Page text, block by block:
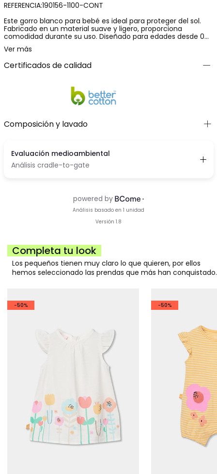
REFERENCIA:190156-1100-CONT
Este gorro blanco para bebé es ideal para proteger del sol.
Fabricado en un material suave y ligero, proporciona
comodidad durante su uso. Diseñado para edades desde 0
meses hasta 12 meses, cuenta con una correa ajustable para
mayor seguridad. Su estilo sencillo lo hace fácil de combinar
con cualquier atuendo, añadiendo un toque de dulzura.
Perfecto para paseos y actividades al aire libre en climas
Ver más
Certificados de calidad
Composición y lavado
Completa tu look
Los pequeños tienen muy claro lo que quieren, por ellos
hemos seleccionado las prendas que más han conquistado.
-50% -50%